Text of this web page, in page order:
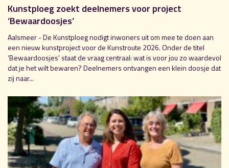
Kunstploeg zoekt deelnemers voor project
‘Bewaardoosjes’
Aalsmeer - De Kunstploeg nodigt inwoners uit om mee te doen aan
een nieuw kunstproject voor de Kunstroute 2026. Onder de titel
‘Bewaardoosjes' staat de vraag centraal: wat is voor jou zo waardevol
dat je het wilt bewaren? Deelnemers ontvangen een klein doosje dat
zij naar...